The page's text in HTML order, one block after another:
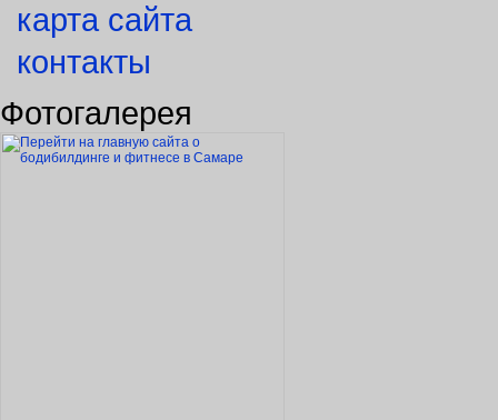
карта сайта
контакты
Фотогалерея